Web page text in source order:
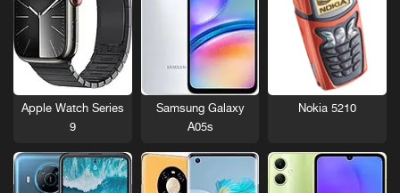
Nokia 5210
Samsung Galaxy
A05s
Apple Watch Series
9